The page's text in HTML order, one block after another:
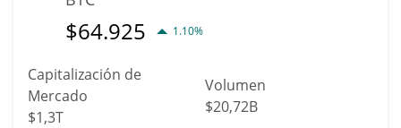
$64.925 1.10%
Capitalización de
Mercado
$1,3T
Volumen
$20,72B